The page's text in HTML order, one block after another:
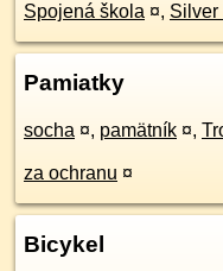
Spojená škola ¤, Silver
Pamiatky
socha ¤, pamätník ¤,
za ochranu ¤
Bicykel